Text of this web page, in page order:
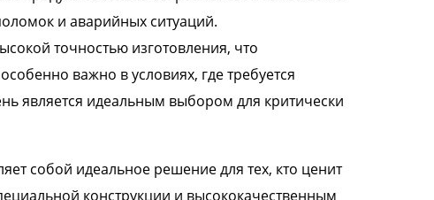
и аварийных ситуаций.
точностью изготовления, что
важно в условиях, где требуется
является идеальным выбором для критически
собой идеальное решение для тех, кто ценит
конструкции и высококачественным